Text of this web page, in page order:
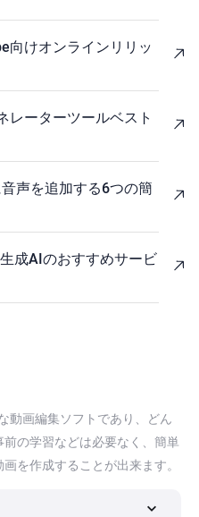
向けオンラインリリッ
レーターツールベスト
声を追加する6つの簡
成AIのおすすめサービ
動画編集ソフトであり、どん
の学習などは必要なく、簡単
を作成することが出来ます。